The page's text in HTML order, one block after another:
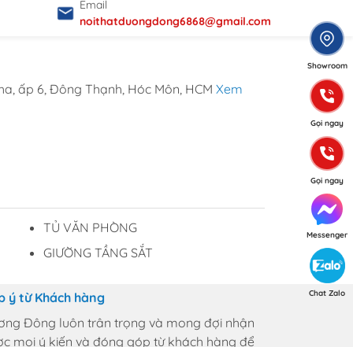
Email
noithatduongdong6868@gmail.com
ấp 6, Đông Thạnh, Hóc Môn, HCM Xem
TỦ VĂN PHÒNG
GIƯỜNG TẦNG SẮT
ý từ Khách hàng
Đông luôn trân trọng và mong đợi nhận
mọi ý kiến và đóng góp từ khách hàng để
Showroom
Gọi ngay
Gọi ngay
Messenger
Chat Zalo